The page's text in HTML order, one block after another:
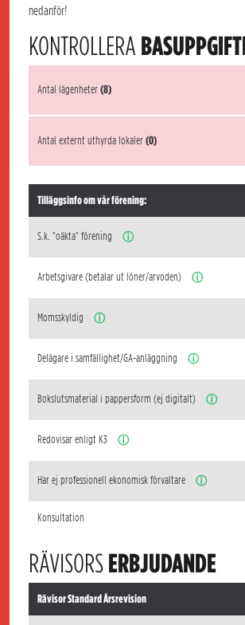
nedanför!
KONTROLLERA
Antal lägenheter(8)
Antal externt uthyrda lokaler(0)
Tilläggsinfo om vår förening:
S.k. "oäkta" förening ⓘ
Arbetsgivare (betalar ut löner/arvoden) ⓘ
Momsskyldig ⓘ
Delägare i samfällighet/GA-anläggning ⓘ
Bokslutsmaterial i pappersform (ej digitalt) ⓘ
Redovisar enligt K3 ⓘ
Har ej professionell ekonomisk förvaltare ⓘ
Konsultation
RÄVISORSERBJUDANDE
Rävisor Standard Årsrevision